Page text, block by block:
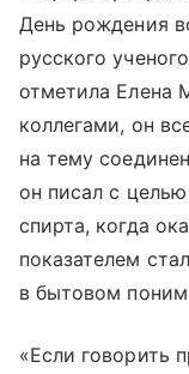
День рождения
русского
отметила Елена
коллегами, он
на тему
он писал с целью
спирта, когда
показателем
в бытовом
«Если говорить